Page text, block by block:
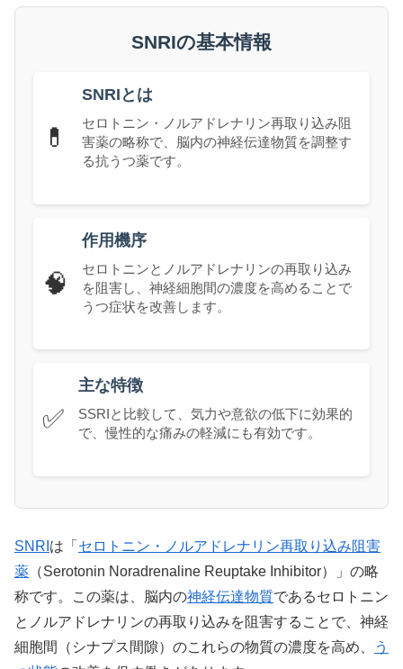
SNRIの基本情報
💊
SNRIとは
セロトニン・ノルアドレナリン再取り込み阻
害薬の略称で、脳内の神経伝達物質を調整す
る抗うつ薬です。
🧠
作用機序
セロトニンとノルアドレナリンの再取り込み
を阻害し、神経細胞間の濃度を高めることで
うつ症状を改善します。
✅
主な特徴
SSRIと比較して、気力や意欲の低下に効果的
で、慢性的な痛みの軽減にも有効です。
SNRI は「 セロトニン・ノルアドレナリン再取り込み阻害
薬 （Serotonin Noradrenaline Reuptake Inhibitor）」の略
称です。この薬は、脳内の神経伝達物質であるセロトニン
とノルアドレナリンの再取り込みを阻害することで、神経
細胞間（シナプス間隙）のこれらの物質の濃度を高め、
う